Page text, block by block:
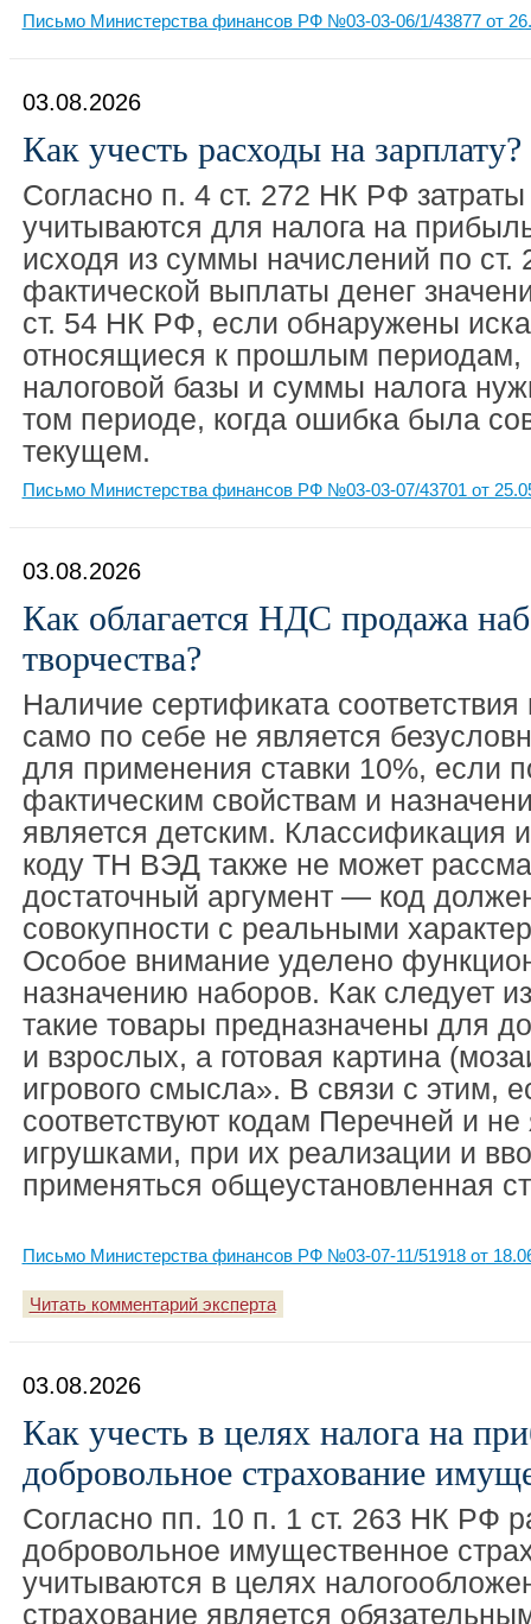
Письмо Министерства финансов РФ №03-03-06/1/43877 от
03.08.2026
Как учесть расходы на зарплату?
Согласно п. 4 ст. 272 НК РФ
учитываются для налога на
исходя из суммы начислений по
фактической выплаты денег
ст. 54 НК РФ, если обнаружены
относящиеся к прошлым периодам,
налоговой базы и суммы налога
том периоде, когда ошибка была
текущем.
Письмо Министерства финансов РФ №03-03-07/43701 от
03.08.2026
Как облагается НДС продажа
творчества?
Наличие сертификата
само по себе не является
для применения ставки 10%, если
фактическим свойствам и
является детским. Классификация
коду ТН ВЭД также не может
достаточный аргумент — код
совокупности с реальными
Особое внимание уделено
назначению наборов. Как следует
такие товары предназначены для
и взрослых, а готовая картина
игрового смысла». В связи с этим,
соответствуют кодам Перечней и
игрушками, при их реализации и
применяться общеустановленная
Письмо Министерства финансов РФ №03-07-11/51918 от
Читать комментарий эксперта
03.08.2026
Как учесть в целях налога на
добровольное страхование
Согласно пп. 10 п. 1 ст. 263 НК РФ
добровольное имущественное
учитываются в целях
страхование является